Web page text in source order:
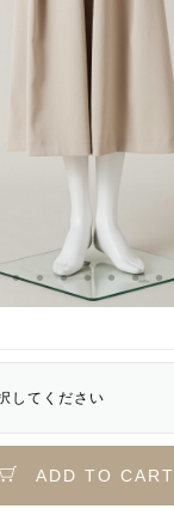
してください
ADD TO CART